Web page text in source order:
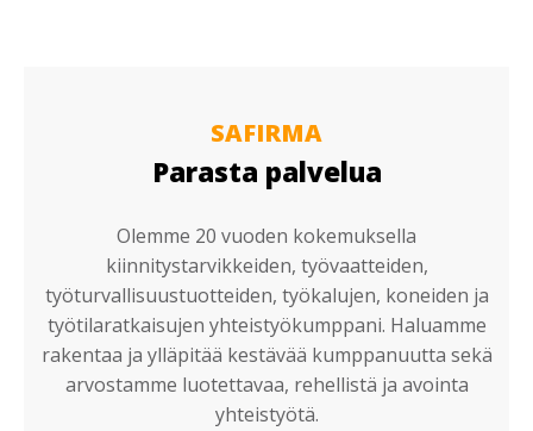
SAFIRMA
Parasta palvelua
Olemme 20 vuoden kokemuksella
kiinnitystarvikkeiden, työvaatteiden,
työturvallisuustuotteiden, työkalujen, koneiden ja
työtilaratkaisujen yhteistyökumppani. Haluamme
rakentaa ja ylläpitää kestävää kumppanuutta sekä
arvostamme luotettavaa, rehellistä ja avointa
yhteistyötä.